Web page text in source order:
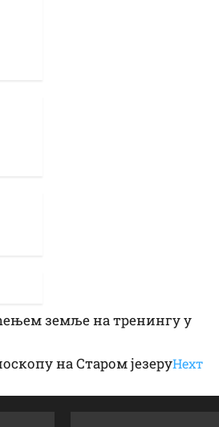
земље на тренингу у
на Старом језеруНеxт